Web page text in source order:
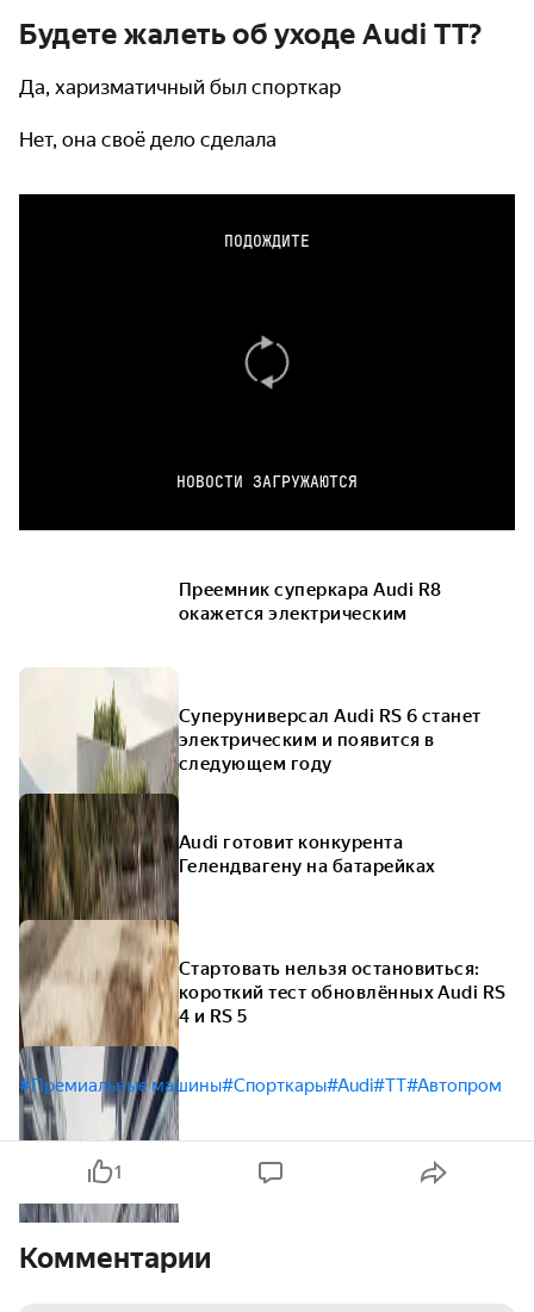
Будете жалеть об уходе Audi TT?
Да, харизматичный был спорткар
Нет, она своё дело сделала
ПОДОЖДИТЕ
НОВОСТИ ЗАГРУЖАЮТСЯ
Преемник суперкара Audi R8
окажется электрическим
Суперуниверсал Audi RS 6 станет
электрическим и появится в
следующем году
Audi готовит конкурента
Гелендвагену на батарейках
Стартовать нельзя остановиться:
короткий тест обновлённых Audi RS
4 и RS 5
#Премиальные машины#Спорткары#Audi#TT#Автопром
1
Комментарии